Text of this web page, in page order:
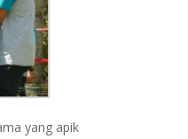
yang apik